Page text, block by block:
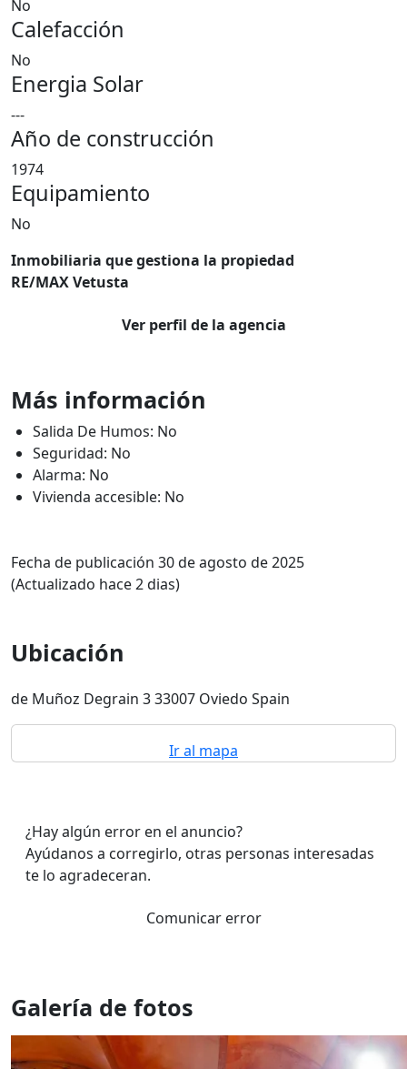
No
Calefacción
No
Energia Solar
---
Año de construcción
1974
Equipamiento
No
Inmobiliaria que gestiona la propiedad
RE/MAX Vetusta
Ver perfil de la agencia
Más información
Salida De Humos: No
Seguridad: No
Alarma: No
Vivienda accesible: No
Fecha de publicación 30 de agosto de 2025
(Actualizado hace 2 dias)
Ubicación
de Muñoz Degrain 3 33007 Oviedo Spain
Ir al mapa
¿Hay algún error en el anuncio?
Ayúdanos a corregirlo, otras personas interesadas
te lo agradeceran.
Comunicar error
Galería de fotos